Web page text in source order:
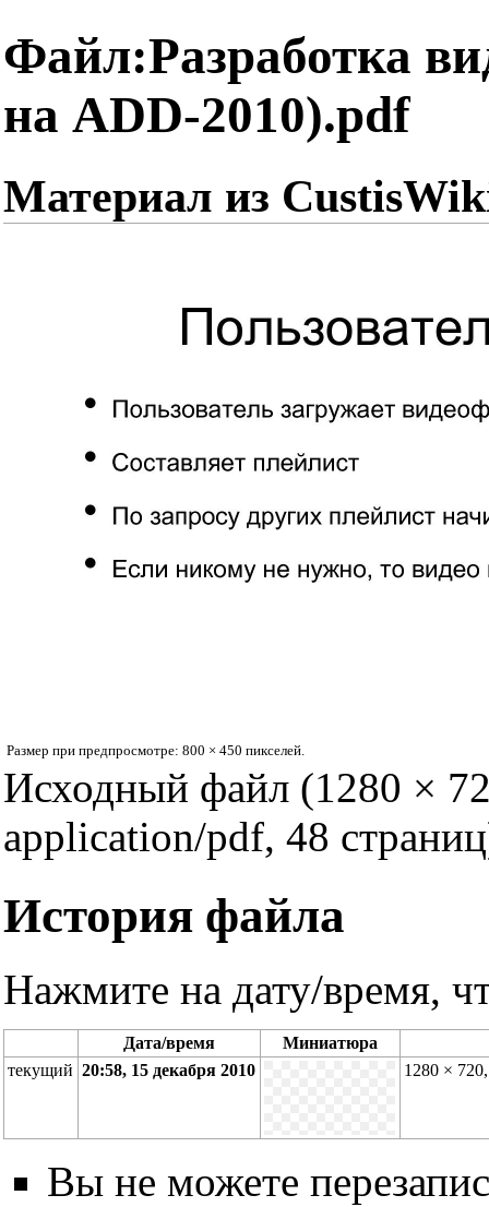
Файл:Разработка
на ADD-2010).pdf
Материал из
Размер при предпросмотре: 800 × 450 пикселей.
Исходный файл (1280 ×
application/pdf, 48
История файла
Нажмите на дату/время,
Дата/время
Миниатюра
текущий 20:58, 15 декабря 2010 1280 ×
Вы не можете